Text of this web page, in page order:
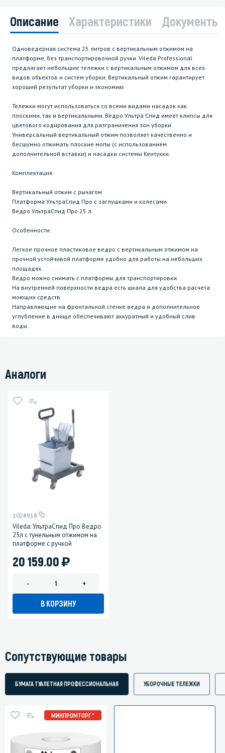
Описание Характеристики Документы
Одноведерная система 25 литров с вертикальным отжимом на
платформе, без транспортировочной ручки. Vileda Professional
предлагает небольшие тележки с вертикальным отжимом для всех
видов объектов и систем уборки. Вертикальный отжим гарантирует
хороший результат уборки и экономию.
Тележки могут использоваться со всеми видами насадок как
плоскими, так и вертикальными. Ведро Ультра Спид имеет клипсы для
цветового кодирования для разграничения зон уборки.
Универсальный вертикальный отжим позволяет качественно и
бесшумно отжимать плоские мопы (с использованием
дополнительной вставки) и насадки системы Кентукки.
Комплектация:
Вертикальный отжим с рычагом
Платформа УльтраСпид Про с заглушками и колесами
Ведро УльтраСпид Про 25 л.
Особенности:
Легкое прочное пластиковое ведро с вертикальным отжимом на
прочной устойчивой платформе удобно для работы на небольших
площадях.
Ведро можно снимать с платформы для транспортировки.
На внутренней поверхности ведра есть шкала для удобства расчета
моющих средств.
Направляющие на фронтальной стенке ведра и дополнительное
углубление в днище обеспечивают аккуратный и удобный слив
воды.
Аналоги
1028918
Vileda: УльтраСпид Про Ведро
25л с тунельным отжимом на
платформе с ручкой
20 159.00)
- +
В КОРЗИНУ
Сопутствующие товары
БУМАГА ТУАЛЕТНАЯ ПРОФЕССИОНАЛЬНАЯ УБОРОЧНЫЕ ТЕЛЕЖКИ
МИНПРОМТОРГ *